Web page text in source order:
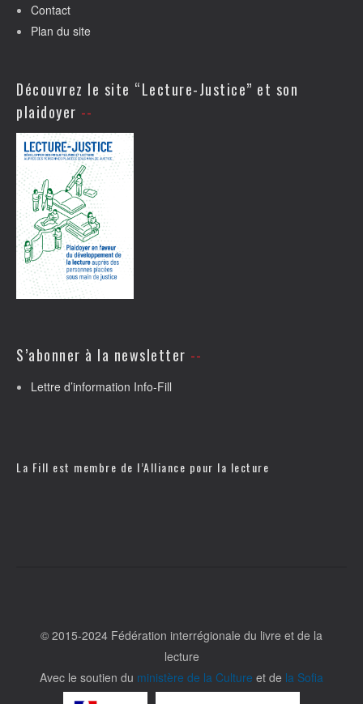
Contact
Plan du site
Découvrez le site “Lecture-Justice” et son
plaidoyer
S’abonner à la newsletter
Lettre d’information Info-Fill
La Fill est membre de l’Alliance pour la lecture
© 2015-2024 Fédération interrégionale du livre et de la
lecture
Avec le soutien du ministère de la Culture et de la Sofia